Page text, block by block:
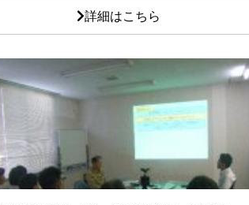
詳細はこちら